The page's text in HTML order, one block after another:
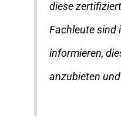
diese
Fachleute sind
informieren,
anzubieten